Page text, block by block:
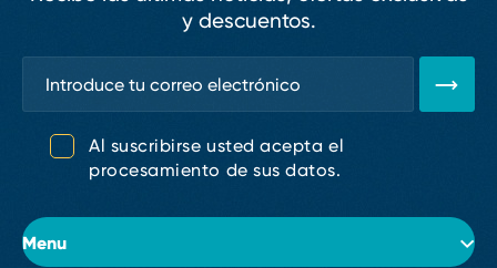
Menu
y descuentos.
Al suscribirse usted acepta el
procesamiento de sus datos.